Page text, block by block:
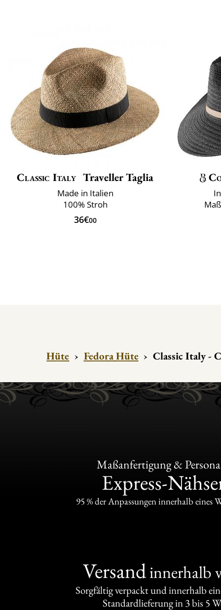
Classic Italy Traveller Taglia
Made in Italien
100% Stroh
36€00
Hüte › Fedora Hüte › Classic Italy -
Maßanfertigung &
Express-
95 % der Anpassungen innerhalb eines
Versandinnerhalb
Sorgfältig verpackt und innerhalb
Standardlieferung in 3 bis 5